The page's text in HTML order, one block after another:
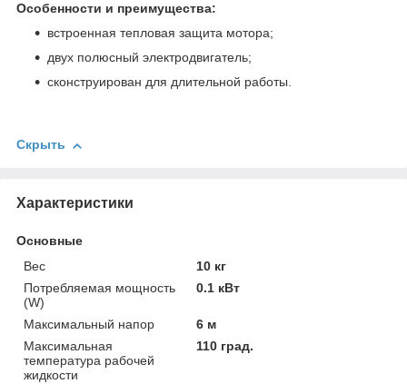
Особенности и преимущества:
встроенная тепловая защита мотора;
двух полюсный электродвигатель;
сконструирован для длительной работы.
Скрыть
Характеристики
Основные
Вес
10 кг
Потребляемая мощность
(W)
0.1 кВт
Максимальный напор
6 м
Максимальная
температура рабочей
жидкости
110 град.